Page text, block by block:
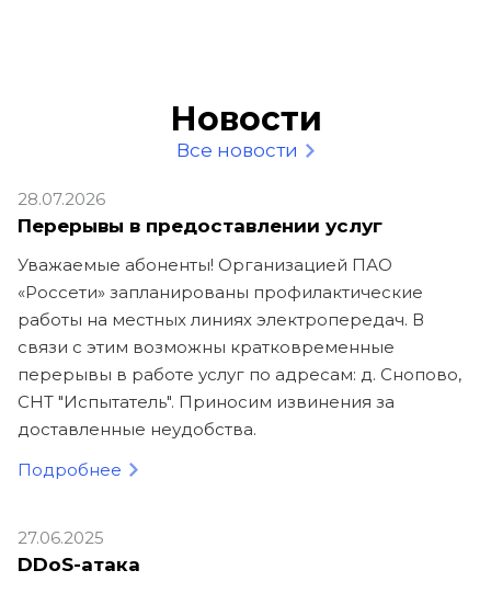
Новости
Все новости
28.07.2026
Перерывы в предоставлении услуг
Уважаемые абоненты! Организацией ПАО
«Россети» запланированы профилактические
работы на местных линиях электропередач. В
связи с этим возможны кратковременные
перерывы в работе услуг по адресам: д. Снопово,
СНТ "Испытатель". Приносим извинения за
доставленные неудобства.
Подробнее
27.06.2025
DDoS-атака